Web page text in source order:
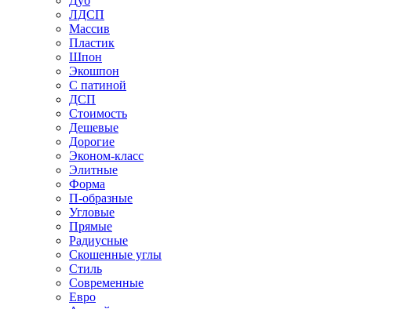
ЛДСП
Массив
Пластик
Шпон
Экошпон
С патиной
ДСП
Стоимость
Дешевые
Дорогие
Эконом-класс
Элитные
Форма
П-образные
Угловые
Прямые
Радиусные
Скошенные углы
Стиль
Современные
Евро